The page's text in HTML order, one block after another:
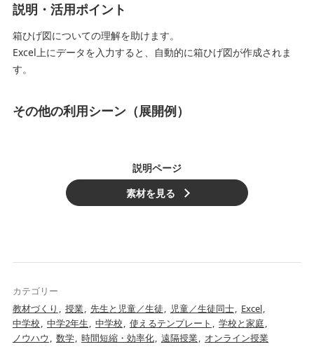
説明・活用ポイント
箱ひげ図についての理解を助けます。
Excel上にデータを入力すると、自動的に箱ひげ図が作成されま
す。
その他の利用シーン（展開例）
説明ページ
素材を見る
カテゴリー
教材づくり
授業 先生と児童／生徒 児童／生徒同士
Excel
中学校
中学2年生 中学校 使えるテンプレート
学校と家庭
ノウハウ
数学 時間短縮・効率化 遠隔授業 オンライン授業